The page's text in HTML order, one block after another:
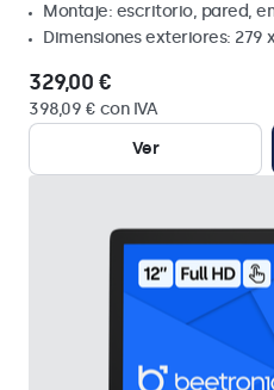
Montaje: escritorio, pared,
Dimensiones exteriores: 279
329,00 €
398,09 € con IVA
Ver